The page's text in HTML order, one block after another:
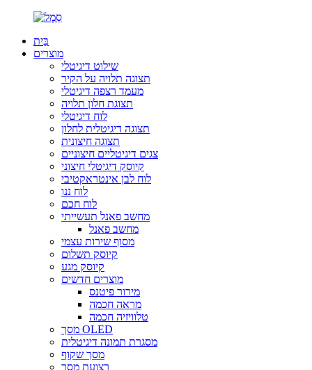
בַּיִת
מוצרים
שילוט דיגיטלי
תצוגה תלויה על הקיר
מעמד רצפה דיגיטלי
תצוגת חלון תלויה
לוח דיגיטלי
תצוגה דיגיטלית לחלון
תצוגה חיצונית
צגים דיגיטליים חיצוניים
קיוסק דיגיטלי חיצוני
לוח לבן אינטראקטיבי
לוח ננו
לוח חכם
מחשב פאנל תעשייתי
מחשב פאנל
מסוף שירות עצמי
קיוסק תשלום
קיוסק מגע
מוצרים חדשים
מירור פיטנס
מראה חכמה
טלוויזיה חכמה
מסך OLED
מסגרת תמונה דיגיטלית
מסך שקוף
רצועת מסך